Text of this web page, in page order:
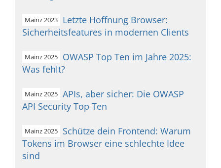
Mainz 2023
Letzte Hoffnung Browser:
Sicherheitsfeatures in modernen Clients
Mainz 2025
OWASP Top Ten im Jahre 2025:
Was fehlt?
Mainz 2025 APIs, aber sicher: Die OWASP
API Security Top Ten
Mainz 2025
Schütze dein Frontend: Warum
Tokens im Browser eine schlechte Idee
sind